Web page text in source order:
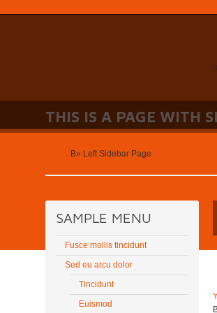
THIS IS A PAGE WITH
В» Left Sidebar Page
SAMPLE MENU
Fusce mollis tincidunt
Sed eu arcu dolor
Tincidunt
Euismod